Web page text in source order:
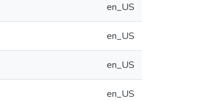
en_US
en_US
en_US
en_US